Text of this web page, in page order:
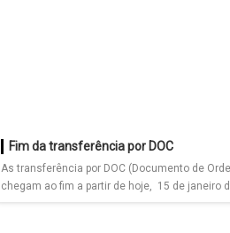
Fim da transferência por DOC
As transferência por DOC (Documento de
chegam ao fim a partir de hoje, 15 de janeiro